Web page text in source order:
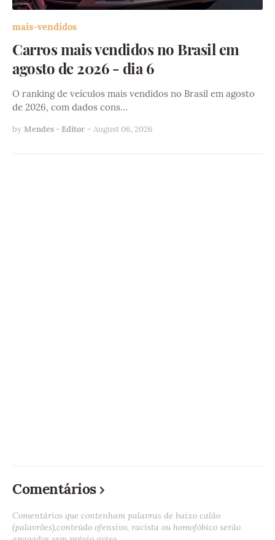
mais-vendidos
Carros mais vendidos no Brasil em
agosto de 2026 - dia 6
O ranking de veículos mais vendidos no Brasil em agosto
de 2026, com dados cons…
by Mendes - Editor - August 06, 2026
Comentários
Comentários que contenham palavras de baixo calão
(palavrões),conteúdo ofensivo, racista ou homofóbico serão